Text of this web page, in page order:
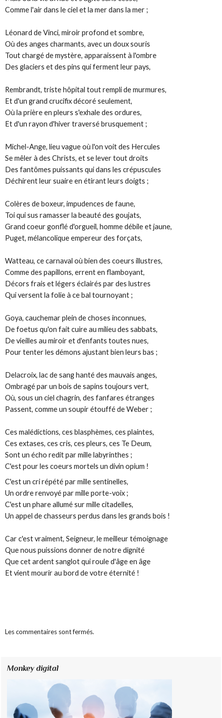
Comme l'air dans le ciel et la mer dans la mer ;
Léonard de Vinci, miroir profond et sombre,
Où des anges charmants, avec un doux souris
Tout chargé de mystère, apparaissent à l'ombre
Des glaciers et des pins qui ferment leur pays,
Rembrandt, triste hôpital tout rempli de murmures,
Et d'un grand crucifix décoré seulement,
Où la prière en pleurs s'exhale des ordures,
Et d'un rayon d'hiver traversé brusquement ;
Michel-Ange, lieu vague où l'on voit des Hercules
Se mêler à des Christs, et se lever tout droits
Des fantômes puissants qui dans les crépuscules
Déchirent leur suaire en étirant leurs doigts ;
Colères de boxeur, impudences de faune,
Toi qui sus ramasser la beauté des goujats,
Grand coeur gonflé d'orgueil, homme débile et jaune,
Puget, mélancolique empereur des forçats,
Watteau, ce carnaval où bien des coeurs illustres,
Comme des papillons, errent en flamboyant,
Décors frais et légers éclairés par des lustres
Qui versent la folie à ce bal tournoyant ;
Goya, cauchemar plein de choses inconnues,
De foetus qu'on fait cuire au milieu des sabbats,
De vieilles au miroir et d'enfants toutes nues,
Pour tenter les démons ajustant bien leurs bas ;
Delacroix, lac de sang hanté des mauvais anges,
Ombragé par un bois de sapins toujours vert,
Où, sous un ciel chagrin, des fanfares étranges
Passent, comme un soupir étouffé de Weber ;
Ces malédictions, ces blasphèmes, ces plaintes,
Ces extases, ces cris, ces pleurs, ces Te Deum,
Sont un écho redit par mille labyrinthes ;
C'est pour les coeurs mortels un divin opium !
C'est un cri répété par mille sentinelles,
Un ordre renvoyé par mille porte-voix ;
C'est un phare allumé sur mille citadelles,
Un appel de chasseurs perdus dans les grands bois !
Car c'est vraiment, Seigneur, le meilleur témoignage
Que nous puissions donner de notre dignité
Que cet ardent sanglot qui roule d'âge en âge
Et vient mourir au bord de votre éternité !
Les commentaires sont fermés.
Monkey digital